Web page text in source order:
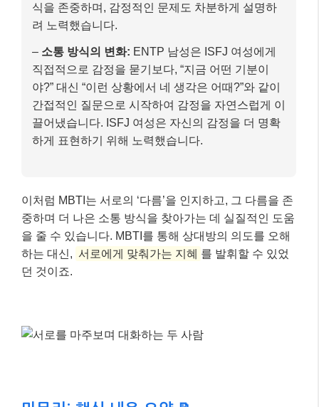
식을 존중하며, 감정적인 문제도 차분하게 설명하
려 노력했습니다.
– 소통 방식의 변화: ENTP 남성은 ISFJ 여성에게
직접적으로 감정을 묻기보다, “지금 어떤 기분이
야?” 대신 “이런 상황에서 네 생각은 어때?”와 같이
간접적인 질문으로 시작하여 감정을 자연스럽게 이
끌어냈습니다. ISFJ 여성은 자신의 감정을 더 명확
하게 표현하기 위해 노력했습니다.
이처럼 MBTI는 서로의 ‘다름’을 인지하고, 그 다름을 존
중하며 더 나은 소통 방식을 찾아가는 데 실질적인 도움
을 줄 수 있습니다. MBTI를 통해 상대방의 의도를 오해
하는 대신, 서로에게 맞춰가는 지혜 를 발휘할 수 있었
던 것이죠.